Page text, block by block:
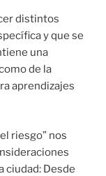
distintos
y que se
una
de la
aprendizajes
riesgo” nos
ciudad: Desde